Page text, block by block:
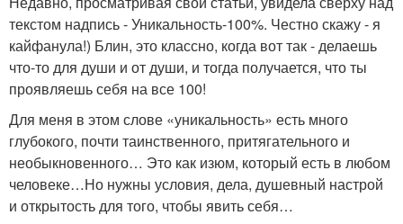
текстом надпись - Уникальность-100%. Честно скажу - я
кайфанула!) Блин, это классно, когда вот так - делаешь
что-то для души и от души, и тогда получается, что ты
проявляешь себя на все 100!
Для меня в этом слове «уникальность» есть много
глубокого, почти таинственного, притягательного и
необыкновенного… Это как изюм, который есть в любом
человеке…Но нужны условия, дела, душевный настрой
и открытость для того, чтобы явить себя…